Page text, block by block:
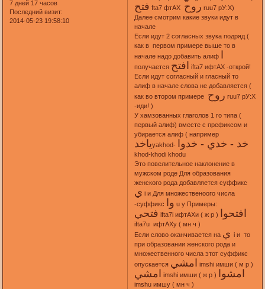
7 дней 17 часов
Последний визит:
2014-05-23 19:58:10
فتح fta7 фтАХ روح ruu7 рУ:Х)
Далее смотрим какие звуки идут в
начале
Если идут 2 согласных звука подряд (
как в первом примере выше то в
начале надо добавить алиф ا
получается افتح ifta7 ифтАХ -открой!
Если идут согласный и гласный то
алиф в начале слова не добавляется (
как во втором примере روح ruu7 рУ:Х
-иди! )
У хамзованных глаголов 1 го типа (
первый алиф) вместе с префиксом и
убирается алиф ( например
ياخدyakhod- خد - خدي - خدوا
khod-khodi khodu
Это повелительное наклонение в
мужском роде Для образования
женского рода добавляется суффикс
ي i и Для множественоого числа
-суффикс وا u у Примеры:
فتحي ifta7i ифтАХи ( ж р ) افتحوا
ifta7u ифтАХу ( мн ч )
Если слово оканчивается на
i и то
при образовании женского рода и
множественного числа этот суффикс
опускается امشي imshi имши ( м р )
امشي imshi имши ( ж р ) امشوا
imshu имшу ( мн ч )